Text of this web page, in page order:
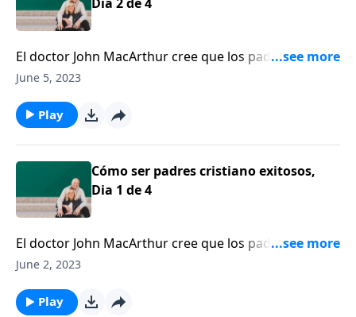
El doctor John MacArthur cree que los padres tienen
la responsabilidad de criar hijos que puedan manejar
June 5, 2023
Play
Cómo ser padres cristiano exitosos,
Dia 1 de 4
El doctor John MacArthur cree que los padres tienen
la responsabilidad de criar hijos que puedan manejar
June 2, 2023
Play